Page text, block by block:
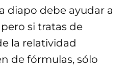
diapo debe ayudar a
si tratas de
la relatividad
de fórmulas, sólo